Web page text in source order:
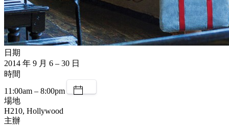
日期
2014 年 9 月 6 – 30 日
時間
11:00am – 8:00pm
場地
H210, Hollywood
主辦